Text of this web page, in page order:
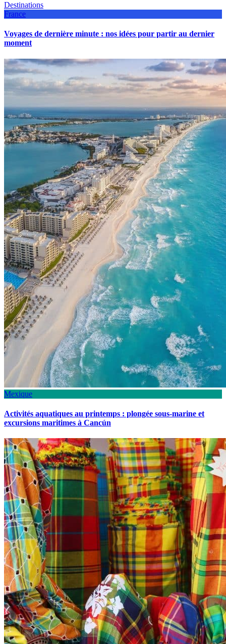
Destinations
France
Voyages de dernière minute : nos idées pour partir au dernier
moment
Mexique
Activités aquatiques au printemps : plongée sous-marine et
excursions maritimes à Cancún